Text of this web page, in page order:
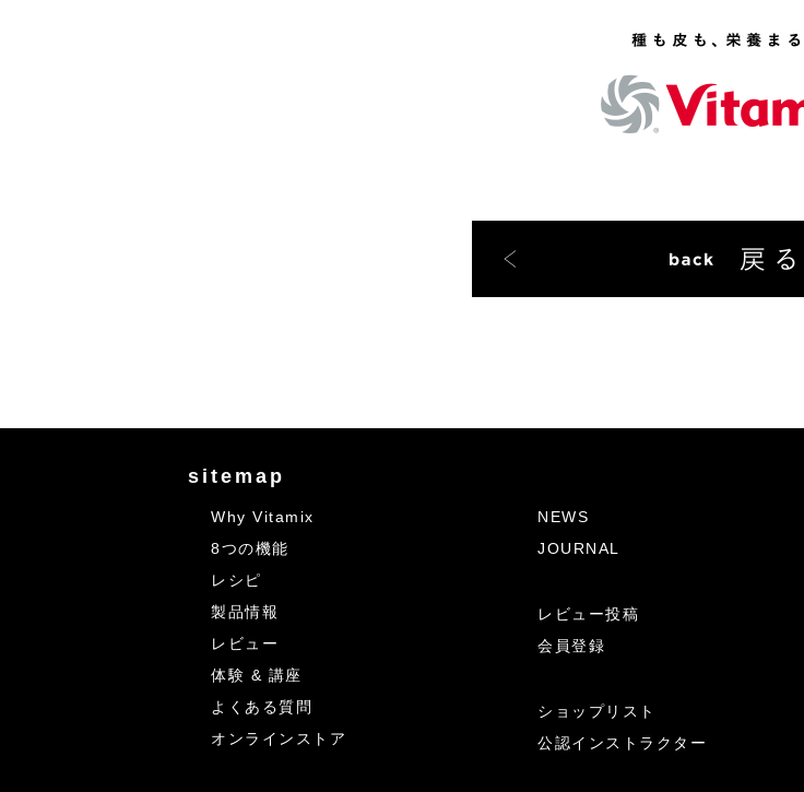
sitemap
Why Vitamix
8つの機能
レシピ
製品情報
レビュー
体験 & 講座
よくある質問
オンラインストア
NEWS
JOURNAL
レビュー投稿
会員登録
ショップリスト
公認インストラクター